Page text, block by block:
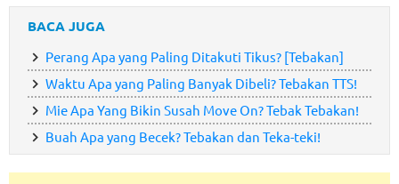
BACA JUGA
Perang Apa yang Paling Ditakuti Tikus? [Tebakan]
Waktu Apa yang Paling Banyak Dibeli? Tebakan TTS!
Mie Apa Yang Bikin Susah Move On? Tebak Tebakan!
Buah Apa yang Becek? Tebakan dan Teka-teki!